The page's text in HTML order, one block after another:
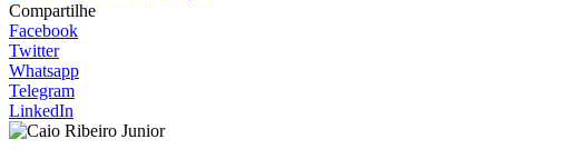
Compartilhe
Facebook
Twitter
Whatsapp
Telegram
LinkedIn